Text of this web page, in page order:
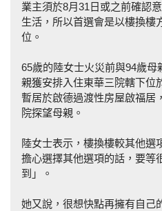
業主須於8月31日或之前確認
生活，所以首選會是以樓換樓
位。
65歲的陸女士火災前與94歲
親獲安排入住東華三院轄下位
暫居於啟德過渡性房屋啟福居
院探望母親。
陸女士表示，樓換樓較其他選
擔心選擇其他選項的話，要等
到」。
她又說，很想快點再擁有自己